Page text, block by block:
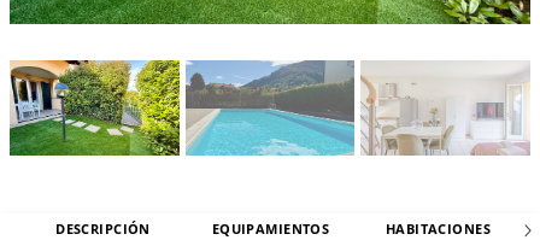
DESCRIPCIÓN EQUIPAMIENTOS HABITACIONES